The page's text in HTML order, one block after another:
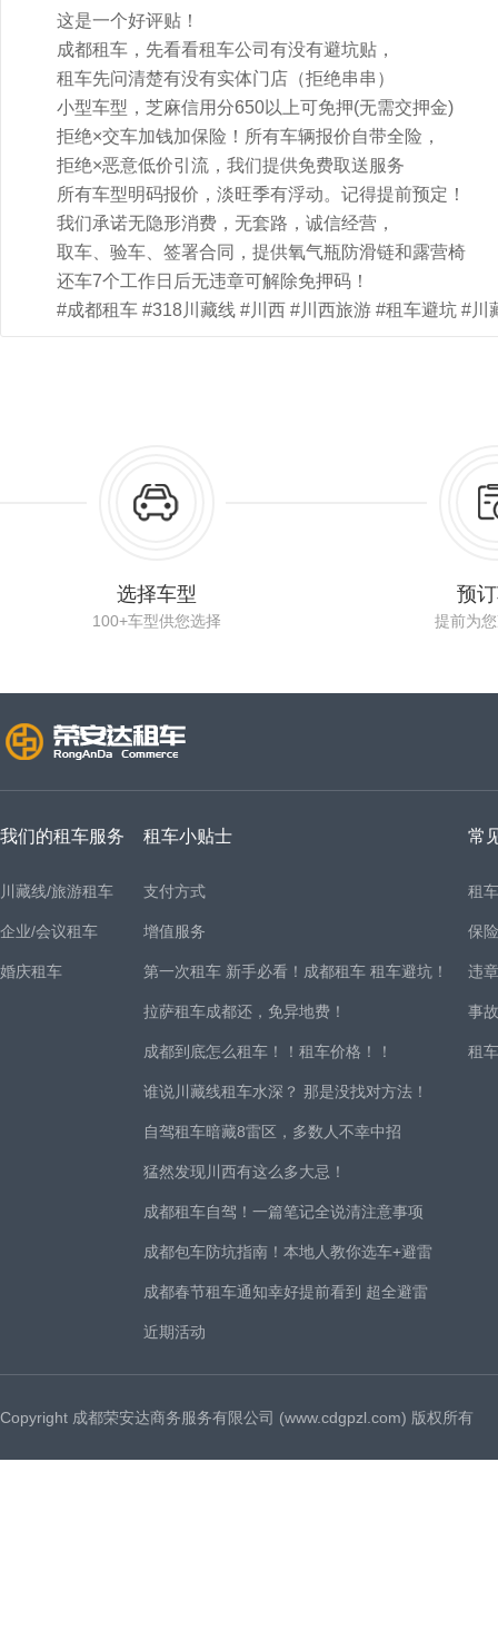
这是一个好评贴！
成都租车，先看看租车公司有没有避坑贴，
租车先问清楚有没有实体门店（拒绝串串）
小型车型，芝麻信用分650以上可免押(无需交押金)
拒绝×交车加钱加保险！所有车辆报价自带全险，
拒绝×恶意低价引流，我们提供免费取送服务
所有车型明码报价，淡旺季有浮动。记得提前预定！
我们承诺无隐形消费，无套路，诚信经营，
取车、验车、签署合同，提供氧气瓶防滑链和露营椅
还车7个工作日后无违章可解除免押码！
#成都租车 #318川藏线 #川西 #川西旅游 #租车避坑 #川
选择车型
100+车型供您选择
预
提前为
我们的租车服务
川藏线/旅游租车
企业/会议租车
婚庆租车
租车小贴士
支付方式
增值服务
第一次租车 新手必看！成都租车 租车避坑！
拉萨租车成都还，免异地费！
成都到底怎么租车！！租车价格！！
谁说川藏线租车水深？ 那是没找对方法！
自驾租车暗藏8雷区，多数人不幸中招
猛然发现川西有这么多大忌！
成都租车自驾！一篇笔记全说清注意事项
成都包车防坑指南！本地人教你选车+避雷
成都春节租车通知幸好提前看到 超全避雷
近期活动
常
租
保
违
事
租
Copyright 成都荣安达商务服务有限公司 (www.cdgpzl.com) 版权所有